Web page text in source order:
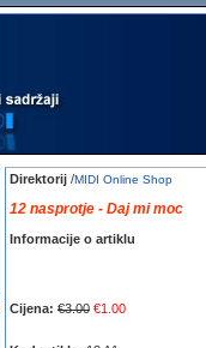
Direktorij /MIDI Online Shop
12 nasprotje - Daj mi moc
Informacije o artiklu
Cijena: €3.00 €1.00